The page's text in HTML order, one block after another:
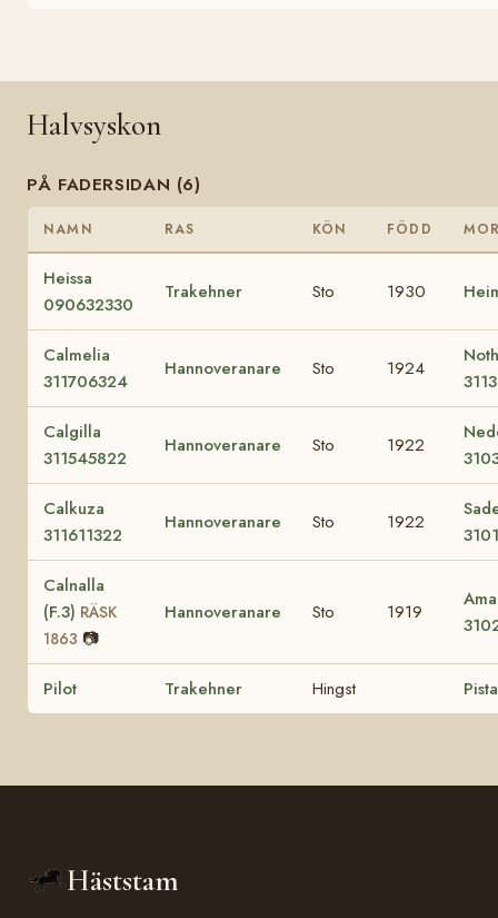
Halvsyskon
PÅ FADERSIDAN (6)
NAMN RAS KÖN FÖDD
Heissa
090632330
Trakehner Sto 1930
Calmelia
311706324
Hannoveranare Sto 1924
Calgilla
311545822
Hannoveranare Sto 1922
Calkuza
311611322
Hannoveranare Sto 1922
Calnalla
(F.3) RÄSK
1863 📷
Hannoveranare Sto 1919
Pilot Trakehner Hingst
Häststam